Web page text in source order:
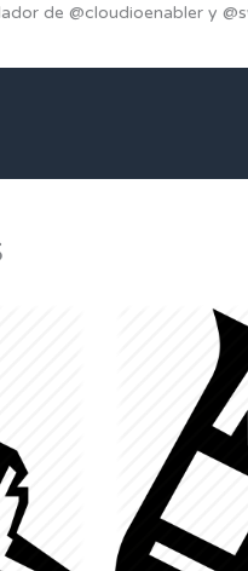
de @cloudioenabler y